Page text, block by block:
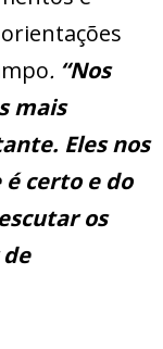
. “Nos
mais
Eles nos
certo e do
os